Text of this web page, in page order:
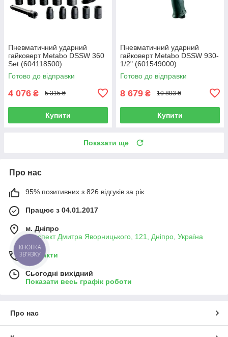
Пневматичний ударний
гайковерт Metabo DSSW 360
Set (604118500)
Готово до відправки
4 076 ₴ 5 315 ₴
Купити
Пневматичний ударний
гайковерт Metabo DSSW 930-
1/2" (601549000)
Готово до відправки
8 679 ₴ 10 803 ₴
Купити
Показати ще
Про нас
95% позитивних з 826 відгуків за рік
Працює з 04.01.2017
м. Дніпро
проспект Дмитра Яворницького, 121, Дніпро, Україна
Контакти
Сьогодні вихідний
Показати весь графік роботи
Про нас
КНОПКА
ЗВ'ЯЗКУ